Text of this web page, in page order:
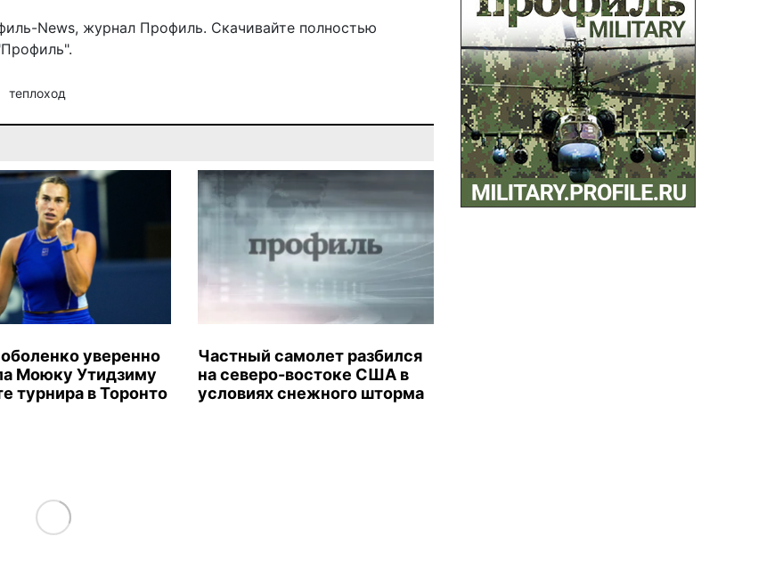
News, журнал Профиль. Скачивайте полностью
теплоход
уверенно
Моюку Утидзиму
турнира в Торонто
Частный самолет разбился
на северо-востоке США в
условиях снежного шторма
Load More